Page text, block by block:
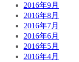
2016年9月
2016年8月
2016年7月
2016年6月
2016年5月
2016年4月